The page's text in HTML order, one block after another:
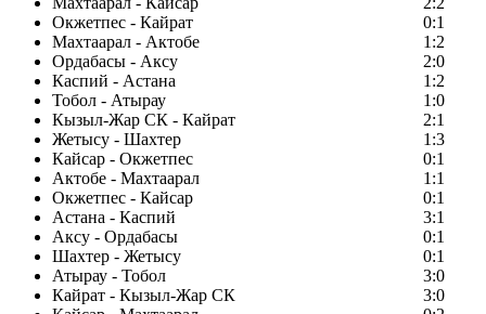
Окжетпес - Кайрат
0:1
Махтаарал - Актобе
1:2
Ордабасы - Аксу
2:0
Каспий - Астана
1:2
Тобол - Атырау
1:0
Кызыл-Жар СК - Кайрат
2:1
Жетысу - Шахтер
1:3
Кайсар - Окжетпес
0:1
Актобе - Махтаарал
1:1
Окжетпес - Кайсар
0:1
Астана - Каспий
3:1
Аксу - Ордабасы
0:1
Шахтер - Жетысу
0:1
Атырау - Тобол
3:0
Кайрат - Кызыл-Жар СК
3:0